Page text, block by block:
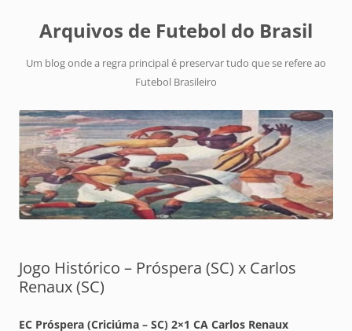
Arquivos de Futebol do Brasil
Um blog onde a regra principal é preservar tudo que se refere ao
Futebol Brasileiro
Jogo Histórico – Próspera (SC) x Carlos
Renaux (SC)
EC Próspera (Criciúma – SC) 2×1 CA Carlos Renaux